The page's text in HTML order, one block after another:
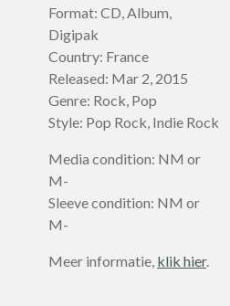
Format: CD, Album,
Digipak
Country: France
Released: Mar 2, 2015
Genre: Rock, Pop
Style: Pop Rock, Indie Rock
Media condition: NM or
M-
Sleeve condition: NM or
M-
Meer informatie, klik hier.